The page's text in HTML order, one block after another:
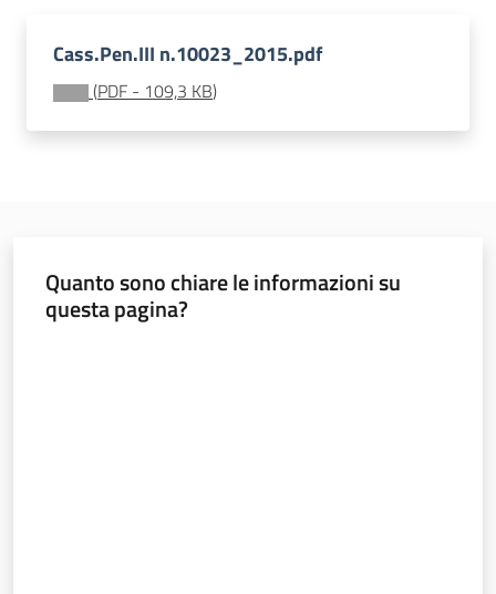
Coordinamento
prevenzione
vigilanza
sicurezza
Cass.Pen.III n.10023_2015.pdf
(PDF - 109,3 KB)
Quanto sono chiare le informazioni su
questa pagina?